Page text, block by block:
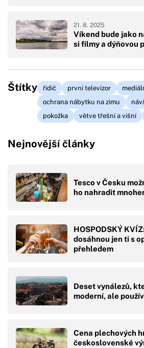
Víkend bude jako
si filmy a dýňovou
21. 8. 2025
Štítky řidič první televizor
ochrana nábytku na zimu
pokožka
větve třešní a višní
Nejnovější články
Tesco v Česku
ho nahradit
HOSPODSKÝ
dosáhnou jen ti s
přehledem
Deset vynálezů,
moderní, ale
Cena plechových
československé